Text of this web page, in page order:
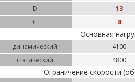
D
13
С
8
Основная
динамический
4100
статический
4800
Ограничение скорости